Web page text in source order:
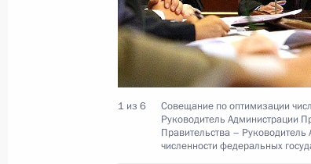
Поздравление Президенту
годовщиной обретения
22 сентября 2010 года, 14:40
Поздравление митрополиту
1 из 6
Совещание по оптимизации
Руководитель Администрации
Правительства –
численности федеральных